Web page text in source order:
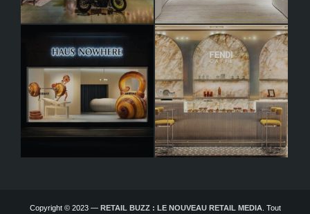
Copyright © 2023 — RETAIL BUZZ : LE NOUVEAU RETAIL MEDIA. Tout